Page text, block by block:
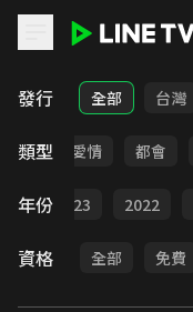
LINE TV - 戲劇
發行 全部 台灣
類型
古裝 愛情 都會
年份 2023 2022
資格 全部 免費